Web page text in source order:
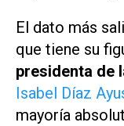
El dato más
que tiene su
presidenta de
Isabel Díaz
mayoría